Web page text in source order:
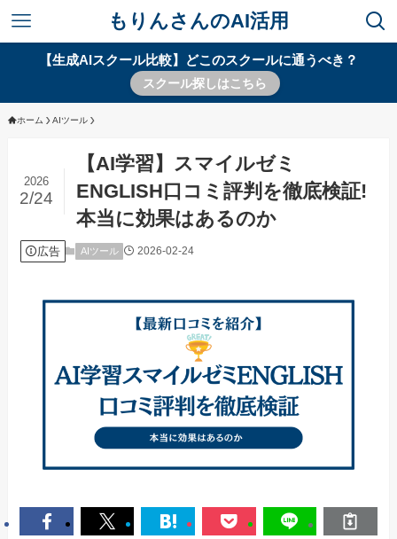
もりんさんのAI活用
【生成AIスクール比較】どこのスクールに通うべき？
スクール探しはこちら
ホーム AIツール
【AI学習】スマイルゼミ
ENGLISH口コミ評判を徹底検証!
本当に効果はあるのか
2026
2/24
広告 AIツール 2026-02-24